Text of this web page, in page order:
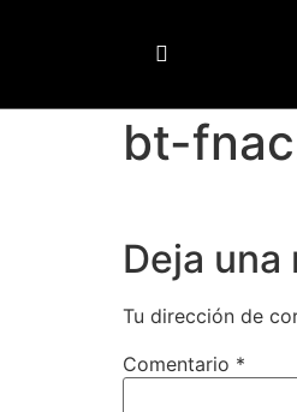
bt-
Deja
Tu dirección de
Comentario *